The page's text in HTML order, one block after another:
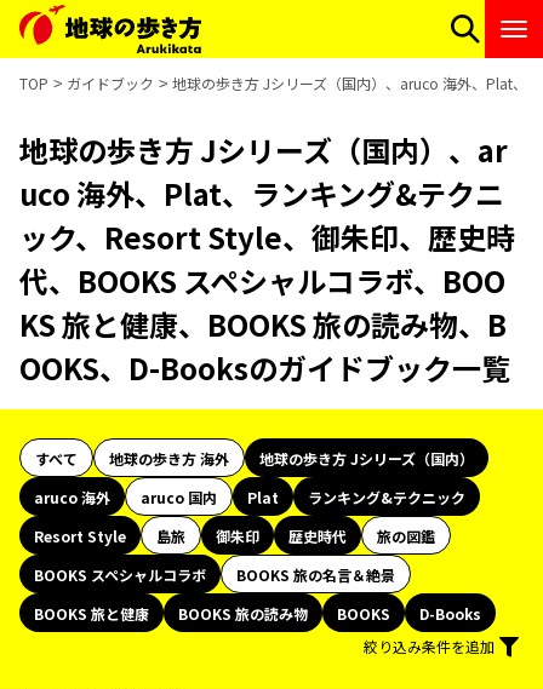
TOP ガイドブック 地球の歩き方 Jシリーズ（国内）、aruco 海外、Plat、
地球の歩き方 Jシリーズ（国内）、ar
uco 海外、Plat、ランキング&テクニ
ック、Resort Style、御朱印、歴史時
代、BOOKS スペシャルコラボ、BOO
KS 旅と健康、BOOKS 旅の読み物、B
OOKS、D-Booksのガイドブック一覧
すべて 地球の歩き方 海外
地球の歩き方 Jシリーズ（国内）
aruco 海外
aruco 国内 Plat
ランキング&テクニック
Resort Style
島旅 御朱印 歴史時代
旅の図鑑
BOOKS スペシャルコラボ
BOOKS 旅の名言＆絶景
BOOKS 旅と健康
BOOKS 旅の読み物 BOOKS
D-Books
絞り込み条件を追加